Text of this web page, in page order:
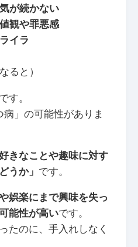
が続かない
観や罪悪感
イラ
ると）
す。
」の可能性がありま
好きなことや趣味に対す
うか」 です。
娯楽にまで興味を失っ
能性が高いです。
たのに、手入れしなく